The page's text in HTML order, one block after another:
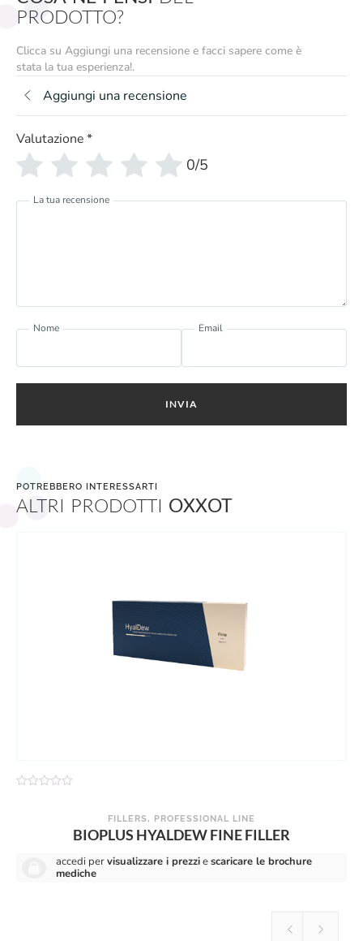
PRODOTTO?
Clicca su Aggiungi una recensione e facci sapere come è
stata la tua esperienza!.
Aggiungi una recensione
Valutazione*
0/5
La tua recensione
Nome Email
INVIA
POTREBBERO INTERESSARTI
ALTRI PRODOTTI OXXOT
FILLERS, PROFESSIONAL LINE
BIOPLUS HYALDEW FINE FILLER
accedi pervisualizzare i prezziescaricare le brochure
mediche